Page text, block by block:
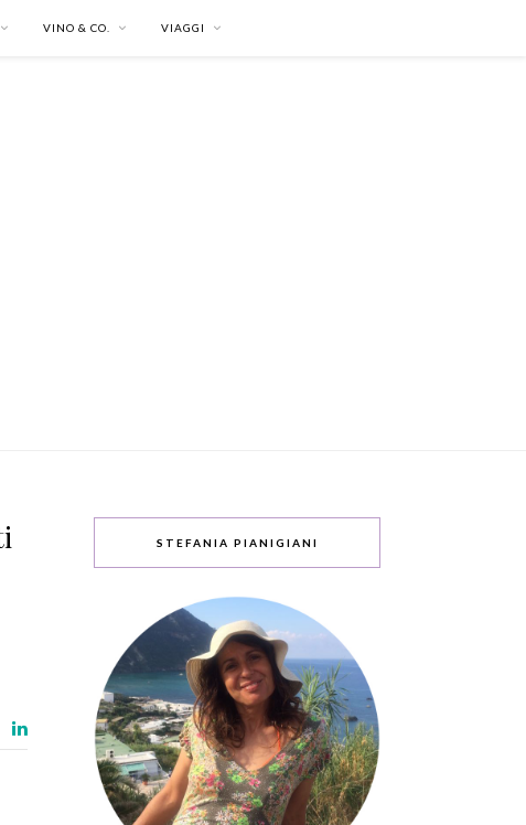
VINO & CO. VIAGGI
STEFANIA PIANIGIANI